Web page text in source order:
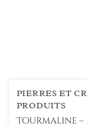
PIERRES ET
PRODUITS
Tourmaline